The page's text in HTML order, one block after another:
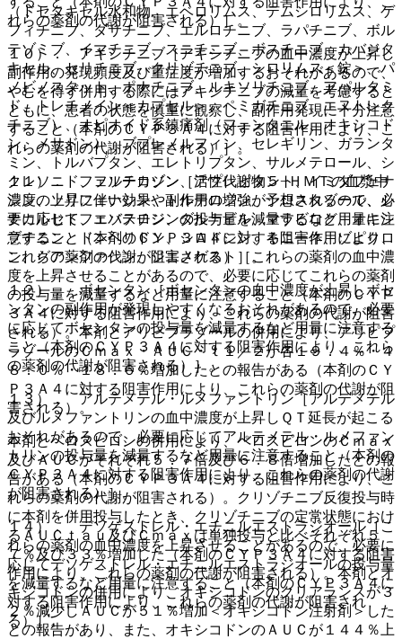
れらの薬剤の代謝が阻害される）］。
１０）． アキシチニブ［アキシチニブの血中濃度が上昇し
副作用の発現頻度及び重症度が増加するおそれがあるので、
やむを得ず併用する際にはアキシチニブの減量を考慮すると
ともに、患者の状態を慎重に観察し、副作用発現に十分注意
すること（本剤のＣＹＰ３Ａ４に対する阻害作用により、こ
れらの薬剤の代謝が阻害される）］。
１１）． フェソテロジン［活性代謝物５−ＨＭＴの血漿中
濃度の上昇に伴い効果や副作用の増強が予想されるので、必
要に応じてフェソテロジンの投与量を減量するなど用量に注
意すること（本剤のＣＹＰ３Ａ４に対する阻害作用により、
これらの薬剤の代謝が阻害される）］。
１２）． ボセンタン［ボセンタンの血中濃度が上昇しボセ
ンタンの副作用が発現しやすくなるおそれがあるので、必要
に応じてボセンタンの投与量を減量するなど用量に注意する
こと（本剤のＣＹＰ３Ａ４に対する阻害作用により、これら
の薬剤の代謝が阻害される）］。
１３）． アルテメテル・ルメファントリン［アルテメテル
及びルメファントリンの血中濃度が上昇しＱＴ延長が起こる
おそれがあるので、必要に応じてアルテメテル・ルメファン
トリンの投与量を減量するなど用量に注意すること（本剤の
ＣＹＰ３Ａ４に対する阻害作用により、これらの薬剤の代謝
が阻害される）］。
１４）． デソゲストレル・エチニルエストラジオール［こ
れらの薬剤の血中濃度を上昇させることがあるので、必要に
応じてデソゲストレル・エチニルエストラジオールの投与量
を減量するなど用量に注意すること（本剤のＣＹＰ３Ａ４に
対する阻害作用により、これらの薬剤の代謝が阻害され
る）］。
（ドセタキセル水和物、エベロリムス、テムシロリムス、ゲ
フィチニブ、ダサチニブ、エルロチニブ、ラパチニブ、ボル
テゾミブ、イマチニブ、スニチニブ、ボスチニブ、カバジタ
キセル、セリチニブ、クリゾチニブ、シロリムス＜錠＞、パ
ノビノスタット、ポナチニブ、ルキソリチニブ、アパルタミ
ド、トレチノイン＜カプセル＞、ペミガチニブ、エヌトレク
チニブ）、オピオイド系鎮痛剤（フェンタニル、オキシコド
ン、メサドン）、ブプレノルフィン、セレギリン、ガランタ
ミン、トルバプタン、エレトリプタン、サルメテロール、シ
クレソニド、フルチカゾン、アプレピタント、イミダフェナ
シン、ソリフェナシン、トルテロジン、シロスタゾール、シ
ナカルセト、エバスチン、ダルナビル、マラビロク、オキシ
ブチニン、ドンペリドン、シロドシン、キニーネ、ゾピクロ
ン、グアンファシン、ジエノゲスト［これらの薬剤の血中濃
度を上昇させることがあるので、必要に応じてこれらの薬剤
の投与量を減量するなど用量に注意すること（本剤のＣＹＰ
３Ａ４に対する阻害作用により、これらの薬剤の代謝が阻害
される）。本剤とアリピプラゾールの併用により、アリピプ
ラゾールのＣｍａｘ・ＡＵＣ・ｔ１／２が各１９．４％・４
８．０％・１８．６％増加したとの報告がある（本剤のＣＹ
Ｐ３Ａ４に対する阻害作用により、これらの薬剤の代謝が阻
害される）。
本剤とペロスピロンの併用により、ペロスピロンのＣｍａｘ
及びＡＵＣがそれぞれ５．７倍及び６．８倍増加したとの報
告がある（本剤のＣＹＰ３Ａ４に対する阻害作用により、こ
れらの薬剤の代謝が阻害される）。クリゾチニブ反復投与時
に本剤を併用投与したとき、クリゾチニブの定常状態におけ
るＡＵＣｔａｕ及びＣｍａｘは単独投与と比べそれぞれ５
７％及び３３％増加した（本剤のＣＹＰ３Ａ４に対する阻害
作用により、これらの薬剤の代謝が阻害される）。本剤とオ
キシコドンの併用により、オキシコドンのクリアランスが３
２％減少しＡＵＣが５１％増加＜オキシコドン注射剤＞した
との報告があり、また、オキシコドンのＡＵＣが１４４％上